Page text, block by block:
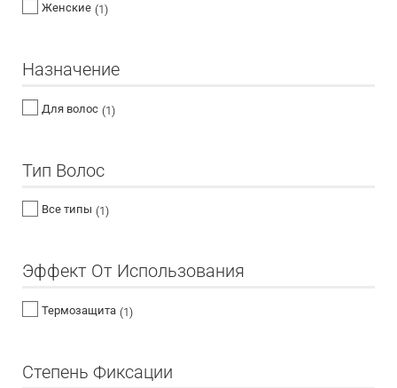
Женские (1)
Назначение
Для волос (1)
Тип Волос
Все типы (1)
Эффект От Использования
Термозащита (1)
Степень Фиксации